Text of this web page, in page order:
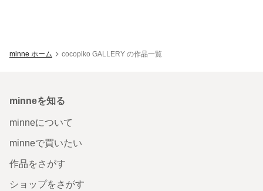
minne ホーム cocopiko GALLERY の作品一覧
minneを知る
minneについて
minneで買いたい
作品をさがす
ショップをさがす